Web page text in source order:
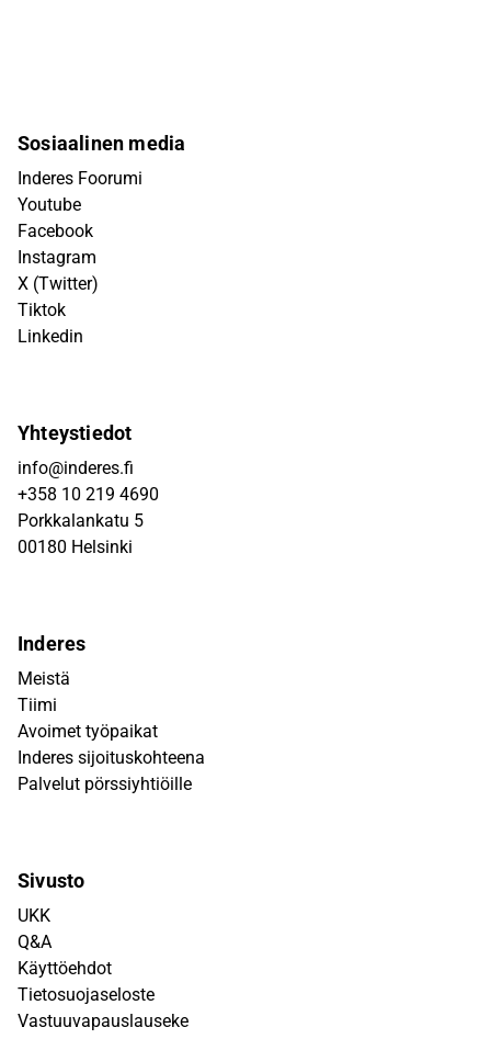
Sosiaalinen media
Inderes Foorumi
Youtube
Facebook
Instagram
X (Twitter)
Tiktok
Linkedin
Yhteystiedot
info@inderes.fi
+358 10 219 4690
Porkkalankatu 5
00180 Helsinki
Inderes
Meistä
Tiimi
Avoimet työpaikat
Inderes sijoituskohteena
Palvelut pörssiyhtiöille
Sivusto
UKK
Q&A
Käyttöehdot
Tietosuojaseloste
Vastuuvapauslauseke